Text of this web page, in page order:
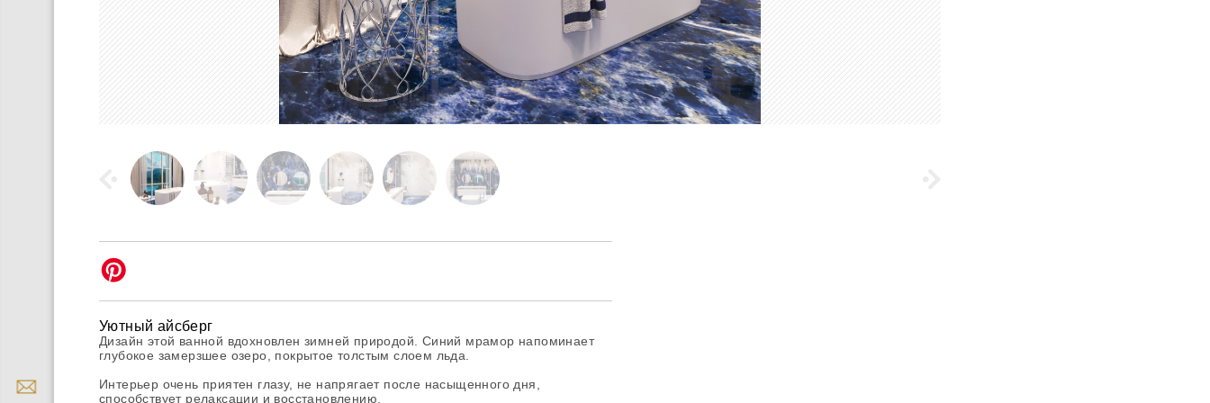
Уютный айсберг
Дизайн этой ванной вдохновлен зимней природой. Синий мрамор напоминает
глубокое замерзшее озеро, покрытое толстым слоем льда.
Интерьер очень приятен глазу, не напрягает после насыщенного дня,
способствует релаксации и восстановлению.